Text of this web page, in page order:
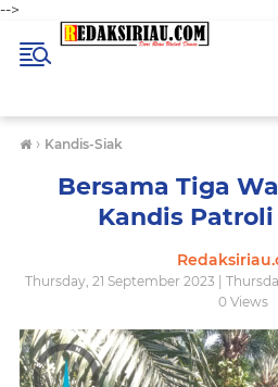
-->
› Kandis-Siak
Bersama Tiga
Kandis
Thursday, 21 September 2023 |
0 Views